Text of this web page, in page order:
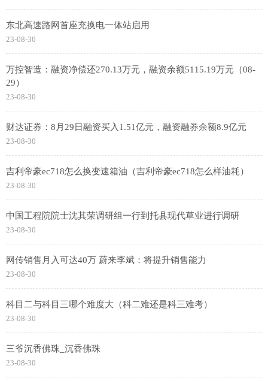
东北高速路网首座充换电一体站启用
23-08-30
万控智造：融资净偿还270.13万元，融资余额5115.19万元（08-
29）
23-08-30
财达证券：8月29日融资买入1.51亿元，融资融券余额8.9亿元
23-08-30
吉利帝豪ec718怎么换变速箱油（吉利帝豪ec718怎么样油耗）
23-08-30
中国工程院院士沈其荣调研组一行到托县现代草业进行调研
23-08-30
网传销售月入可达40万 蔚来李斌：将提升销售能力
23-08-30
科目二与科目三哪个难度大（科二难还是科三难考）
23-08-30
三爷沉香佛珠_沉香佛珠
23-08-30